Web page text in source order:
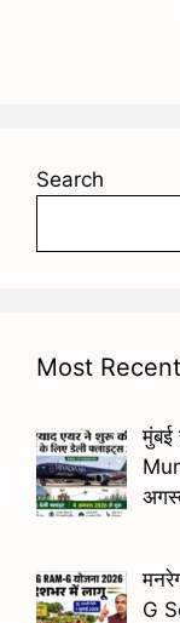
Search
Most Recent
मुंबई
G